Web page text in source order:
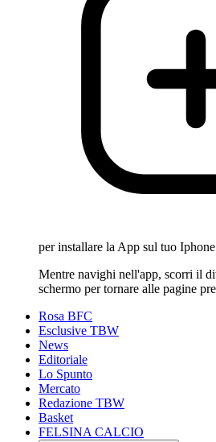
per installare la App sul tuo
Mentre navighi nell'app, scorri il
schermo per tornare alle pagine
Rosa BFC
Esclusive TBW
News
Editoriale
Lo Spunto
Mercato
Redazione TBW
Basket
FELSINA CALCIO